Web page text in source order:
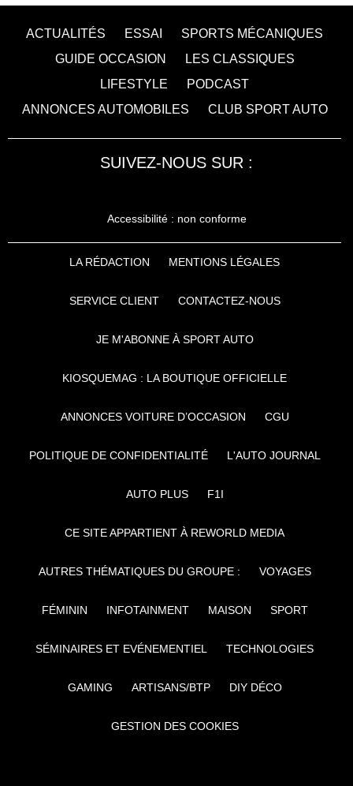
ACTUALITÉS ESSAI
SPORTS MÉCANIQUES
GUIDE OCCASION
LES CLASSIQUES
LIFESTYLE
PODCAST
ANNONCES AUTOMOBILES
CLUB SPORT AUTO
SUIVEZ-NOUS SUR :
Accessibilité : non conforme
LA RÉDACTION MENTIONS LÉGALES
SERVICE CLIENT CONTACTEZ-NOUS
JE M'ABONNE À SPORT AUTO
KIOSQUEMAG : LA BOUTIQUE OFFICIELLE
ANNONCES VOITURE D’OCCASION CGU
POLITIQUE DE CONFIDENTIALITÉ L'AUTO JOURNAL
AUTO PLUS F1I
CE SITE APPARTIENT À REWORLD MEDIA
AUTRES THÉMATIQUES DU GROUPE : VOYAGES
FÉMININ INFOTAINMENT MAISON SPORT
SÉMINAIRES ET EVÉNEMENTIEL TECHNOLOGIES
GAMING ARTISANS/BTP DIY DÉCO
GESTION DES COOKIES